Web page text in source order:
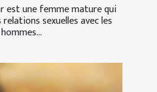
est une femme mature qui
sexuelles avec les
hommes...